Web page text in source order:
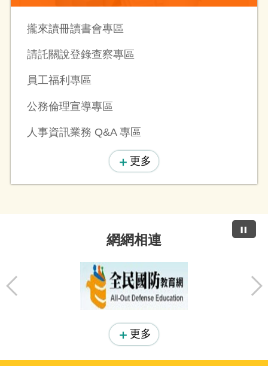
攏來讀冊讀書會專區
請託關說登錄查察專區
員工福利專區
公務倫理宣導專區
人事資訊業務 Q&A 專區
更多
網網相連
更多